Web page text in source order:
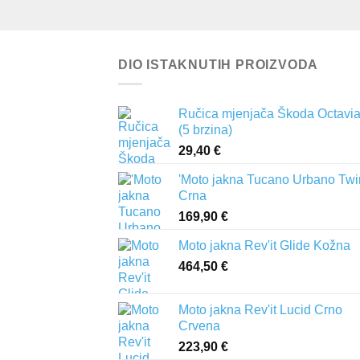
DIO ISTAKNUTIH PROIZVODA
Ručica mjenjača Škoda
(5 brzina)
29,40 €
'Moto jakna Tucano Urbano
Crna
169,90 €
Moto jakna Rev'it Glide Kožna
464,50 €
Moto jakna Rev'it Lucid Crno
Crvena
223,90 €